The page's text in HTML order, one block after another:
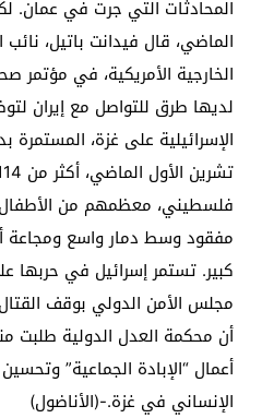
المحادثات التي جرت في عمان.
الماضي، قال فيدانت باتيل،
الخارجية الأمريكية، في مؤتمر
لديها طرق للتواصل مع إيران
مفقود وسط دمار واسع ومجاعة
كبير. تستمر إسرائيل في حربها
مجلس الأمن الدولي بوقف
أن محكمة العدل الدولية طلبت
أعمال “الإبادة الجماعية”
الإنساني في غزة.-(الأناضول)